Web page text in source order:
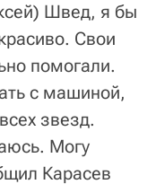
Швед, я бы
Свои
помогали.
с машиной,
звезд.
Могу
Карасев